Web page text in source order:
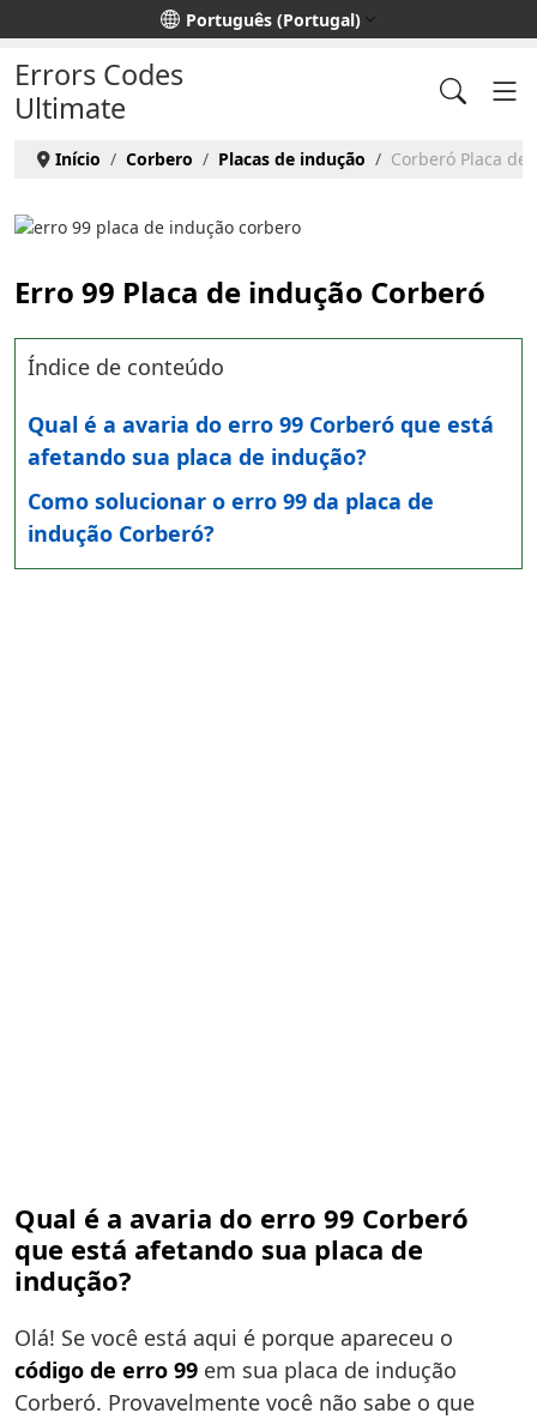
Escolha o seu idioma Português (Portugal)
Errors Codes
Ultimate
Início Corbero Placas de indução Corberó Placa
Erro 99 Placa de indução Corberó
Índice de conteúdo
Qual é a avaria do erro 99 Corberó que está
afetando sua placa de indução?
Como solucionar o erro 99 da placa de
indução Corberó?
Qual é a avaria do erro 99 Corberó
que está afetando sua placa de
indução?
Olá! Se você está aqui é porque apareceu o
código de erro 99 em sua placa de indução
Corberó. Provavelmente você não sabe o que